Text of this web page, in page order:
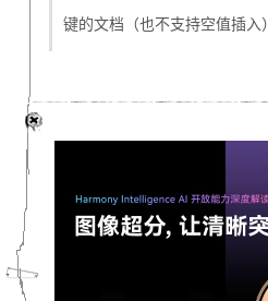
键的文档（也不支持空值插入）